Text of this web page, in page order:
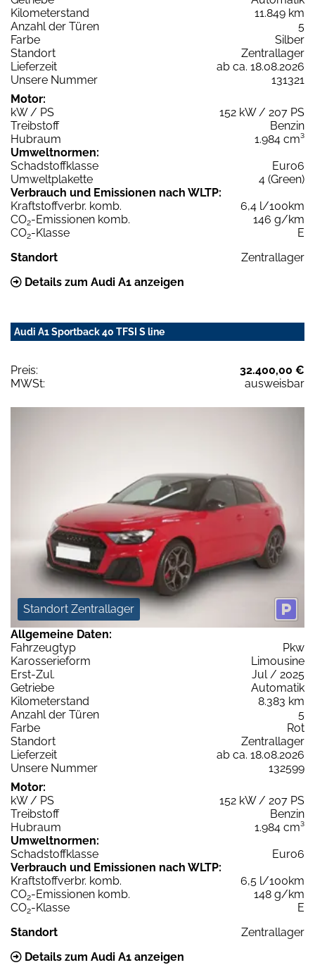
Kilometerstand
11.849 km
Anzahl der Türen
5
Farbe
Silber
Standort
Zentrallager
Lieferzeit
ab ca. 18.08.2026
Unsere Nummer
131321
Motor:
kW / PS
152 kW / 207 PS
Treibstoff
Benzin
Hubraum
1.984 cm³
Umweltnormen:
Schadstoffklasse
Euro6
Umweltplakette
4 (Green)
Verbrauch und Emissionen nach WLTP:
Kraftstoffverbr. komb.
6,4 l/100km
CO2-Emissionen komb.
146 g/km
CO2-Klasse
E
Standort
Zentrallager
Details zum Audi A1 anzeigen
Audi A1 Sportback 40 TFSI S line
Preis:
32.400,00 €
MWSt:
ausweisbar
Standort Zentrallager
Allgemeine Daten:
Fahrzeugtyp
Pkw
Karosserieform
Limousine
Erst-Zul.
Jul / 2025
Getriebe
Automatik
Kilometerstand
8.383 km
Anzahl der Türen
5
Farbe
Rot
Standort
Zentrallager
Lieferzeit
ab ca. 18.08.2026
Unsere Nummer
132599
Motor:
kW / PS
152 kW / 207 PS
Treibstoff
Benzin
Hubraum
1.984 cm³
Umweltnormen:
Schadstoffklasse
Euro6
Verbrauch und Emissionen nach WLTP:
Kraftstoffverbr. komb.
6,5 l/100km
CO2-Emissionen komb.
148 g/km
CO2-Klasse
E
Standort
Zentrallager
Details zum Audi A1 anzeigen